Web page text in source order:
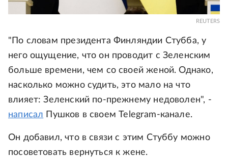
REUTERS
"По словам президента Финляндии Стубба, у
него ощущение, что он проводит с Зеленским
больше времени, чем со своей женой. Однако,
насколько можно судить, это мало на что
влияет: Зеленский по-прежнему недоволен", -
написал Пушков в своем Telegram-канале.
Он добавил, что в связи с этим Стуббу можно
посоветовать вернуться к жене.